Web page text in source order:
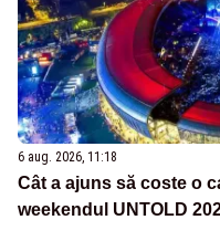
6 aug. 2026, 11:18
Cât a ajuns să coste o
weekendul UNTOLD